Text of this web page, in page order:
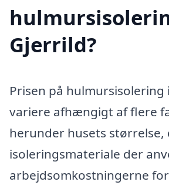
Gjerrild?
Prisen på hulmursisolering
variere afhængigt af flere
herunder husets størrelse,
isoleringsmateriale der
arbejdsomkostningerne